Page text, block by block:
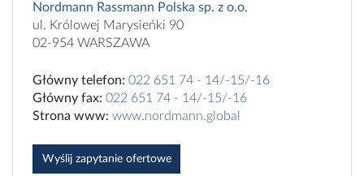
Nordmann Rassmann Polska sp. z o.o.
ul. Królowej Marysieńki 90
02-954 WARSZAWA
Główny telefon: 022 651 74 - 14/-15/-16
Główny fax: 022 651 74 - 14/-15/-16
Strona www: www.nordmann.global
Wyślij zapytanie ofertowe